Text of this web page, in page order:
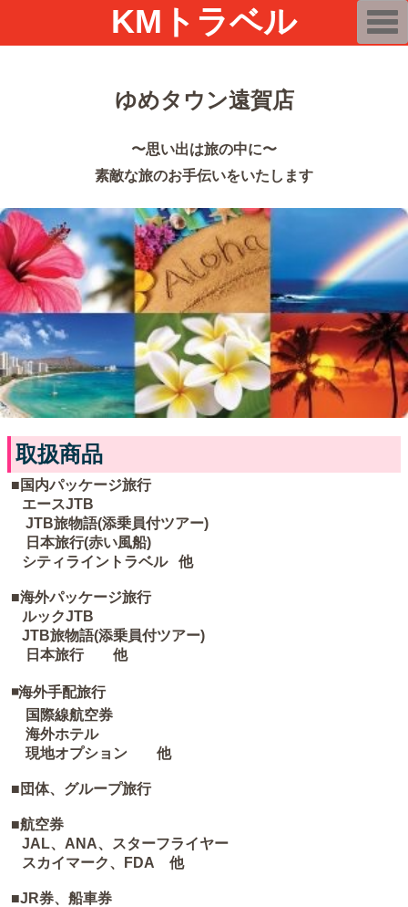
KMトラベル
ゆめタウン遠賀店
〜思い出は旅の中に〜
素敵な旅のお手伝いをいたします
取扱商品
■国内パッケージ旅行
エースJTB
JTB旅物語(添乗員付ツアー)
日本旅行(赤い風船)
シティライントラベル 他
■海外パッケージ旅行
ルックJTB
JTB旅物語(添乗員付ツアー)
日本旅行 他
◾️海外手配旅行
国際線航空券
海外ホテル
現地オプション 他
■団体、グループ旅行
■航空券
JAL、ANA、スターフライヤー
スカイマーク、FDA 他
■JR券、船車券
T
o
g
o
n